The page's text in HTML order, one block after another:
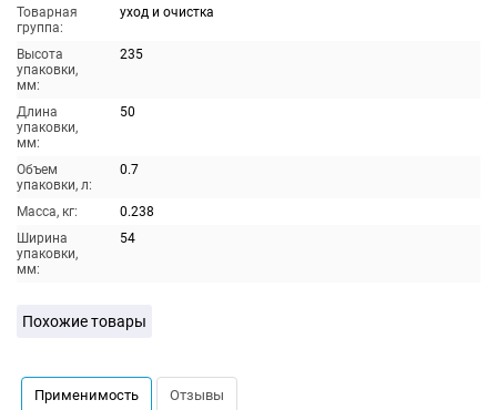
Товарная
группа:
уход и очистка
Высота
упаковки,
мм:
235
Длина
упаковки,
мм:
50
Объем
упаковки, л:
0.7
Масса, кг:
0.238
Ширина
упаковки,
мм:
54
Похожие товары
Применимость Отзывы